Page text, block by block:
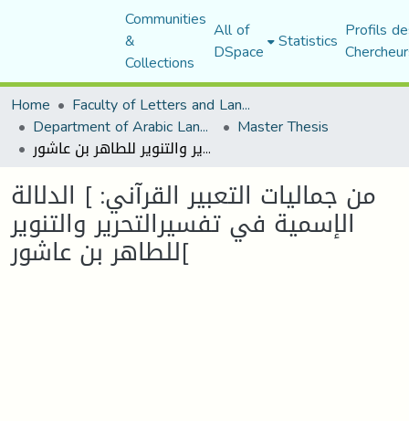
Communities
&
Collections
All of
DSpace Statistics Profils
Home
Faculty of Letters and Languages
Department of Arabic Language and Literature Master Thesis
من جماليات التعبير القرآني: ] الدلالة الإسمية في تفسيرالتحرير والتنوير للطاهر بن عاشور[
من جماليات التعبير القرآني: ] الدلالة
الإسمية في تفسيرالتحرير والتنوير
للطاهر بن عاشور[